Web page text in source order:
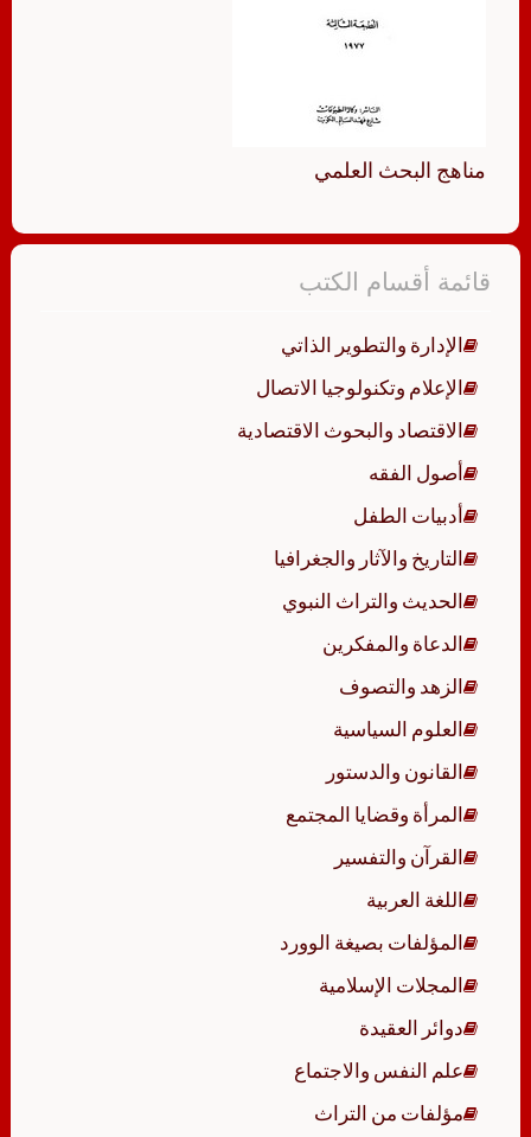
مناهج البحث العلمي
قائمة أقسام الكتب
الإدارة والتطوير الذاتي
الإعلام وتكنولوجيا الاتصال
الاقتصاد والبحوث الاقتصادية
أصول الفقه
أدبيات الطفل
التاريخ والآثار والجغرافيا
الحديث والتراث النبوي
الدعاة والمفكرين
الزهد والتصوف
العلوم السياسية
القانون والدستور
المرأة وقضايا المجتمع
القرآن والتفسير
اللغة العربية
المؤلفات بصيغة الوورد
المجلات الإسلامية
دوائر العقيدة
علم النفس والاجتماع
مؤلفات من التراث